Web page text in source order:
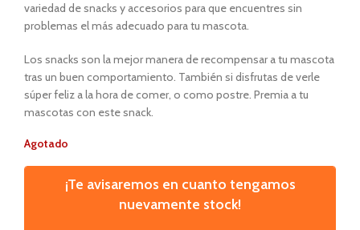
variedad de snacks y accesorios para que encuentres sin
problemas el más adecuado para tu mascota.
Los snacks son la mejor manera de recompensar a tu mascota
tras un buen comportamiento. También si disfrutas de verle
súper feliz a la hora de comer, o como postre. Premia a tu
mascotas con este snack.
Agotado
¡Te avisaremos en cuanto tengamos
nuevamente stock!